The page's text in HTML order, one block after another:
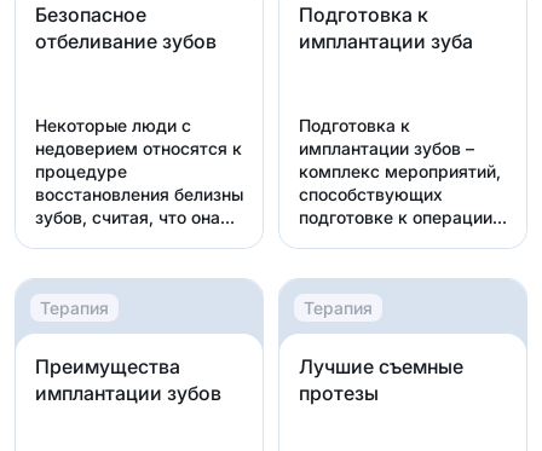
Безопасное
отбеливание зубов
Некоторые люди с
недоверием относятся к
процедуре
восстановления белизны
зубов, считая, что она
Подготовка к
имплантации зуба
Подготовка к
имплантации зубов –
комплекс мероприятий,
способствующих
подготовке к операции и
Терапия
Преимущества
имплантации зубов
Терапия
Лучшие съемные
протезы